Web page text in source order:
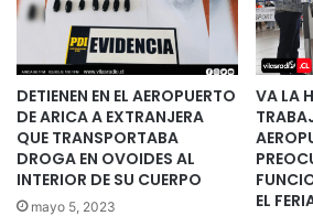
DETIENEN EN EL AEROPUERTO
DE ARICA A EXTRANJERA
QUE TRANSPORTABA
DROGA EN OVOIDES AL
INTERIOR DE SU CUERPO
mayo 5, 2023
VA LA
EL